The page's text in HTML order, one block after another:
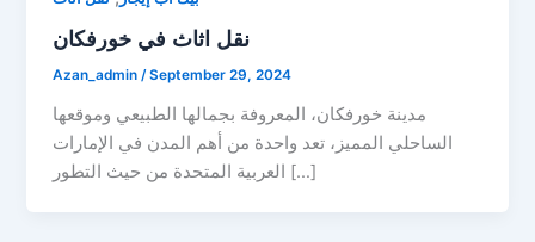
نقل اثاث في خورفكان
Azan_admin/September 29, 2024
مدينة خورفكان، المعروفة بجمالها الطبيعي وموقعها
الساحلي المميز، تعد واحدة من أهم المدن في الإمارات
العربية المتحدة من حيث التطور […]